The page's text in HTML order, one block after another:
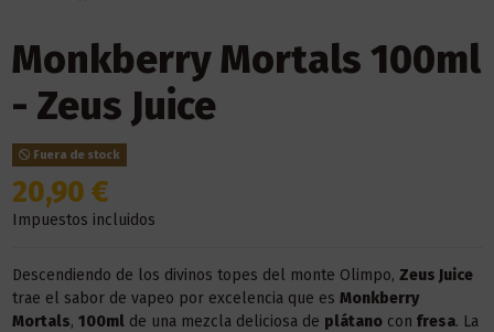
Monkberry Mortals 100ml
- Zeus Juice
Fuera de stock
20,90 €
Impuestos incluidos
Descendiendo de los divinos topes del monte Olimpo, Zeus Juice
trae el sabor de vapeo por excelencia que es Monkberry
Mortals, 100mlde una mezcla deliciosa de plátanocon fresa. La